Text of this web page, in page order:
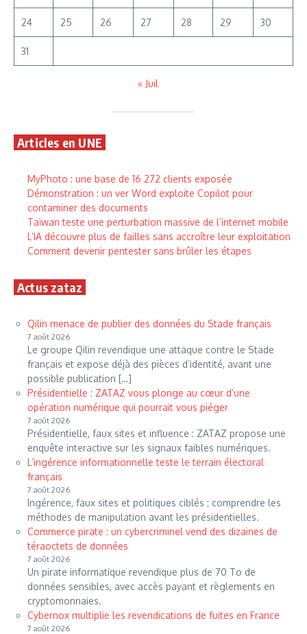
24 25 26 27 28 29 30
31
« Juil
Articles en UNE
MyPhoto : une base de 16 272 clients exposée
Démonstration : un ver Word exploite Copilot pour
contaminer des documents
Taïwan teste une perturbation massive de l’internet mobile
L’IA découvre plus de failles sans accroître leur exploitation
Comment devenir pentester sans brûler les étapes
Actus zataz
Qilin menace de publier des données du Stade français
7 août 2026
Le groupe Qilin revendique une attaque contre le Stade
français et expose déjà des pièces d’identité, avant une
possible publication […]
Présidentielle : ZATAZ vous plonge au cœur d’une
opération numérique qui pourrait vous piéger
7 août 2026
Présidentielle, faux sites et influence : ZATAZ propose une
enquête interactive sur les signaux faibles numériques.
L’ingérence informationnelle teste le terrain électoral
français
7 août 2026
Ingérence, faux sites et politiques ciblés : comprendre les
méthodes de manipulation avant les présidentielles.
Commerce pirate : un cybercriminel vend des dizaines de
téraoctets de données
7 août 2026
Un pirate informatique revendique plus de 70 To de
données sensibles, avec accès payant et règlements en
cryptomonnaies.
Cybernox multiplie les revendications de fuites en France
7 août 2026